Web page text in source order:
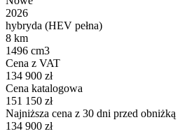
2026
hybryda (HEV pełna)
8 km
1496 cm3
Cena z VAT
134 900 zł
Cena katalogowa
151 150 zł
Najniższa cena z 30 dni przed obniżką
134 900 zł